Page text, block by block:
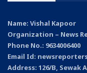
Name: Vishal Kapoor
Organization – News
Phone No.: 9634006400
Email Id:
Address: 126/B,